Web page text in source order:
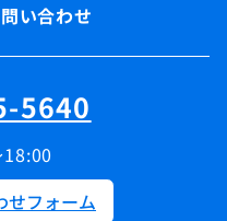
い合わせ
5640
せフォーム